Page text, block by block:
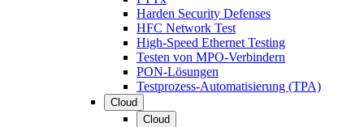
Harden Security Defenses
HFC Network Test
High-Speed Ethernet Testing
Testen von MPO-Verbindern
PON-Lösungen
Testprozess-Automatisierung (TPA)
Cloud
Cloud